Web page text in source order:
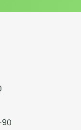
90